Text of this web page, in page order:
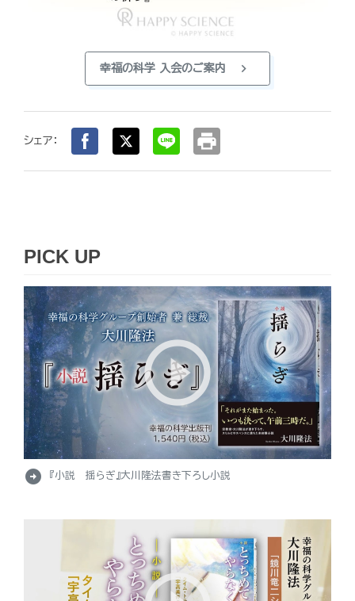
幸福の科学 入会のご案内 chevron_right
シェア： print
PICK UP
arrow_circle_right 『小説 揺らぎ』大川隆法書き下ろし小説